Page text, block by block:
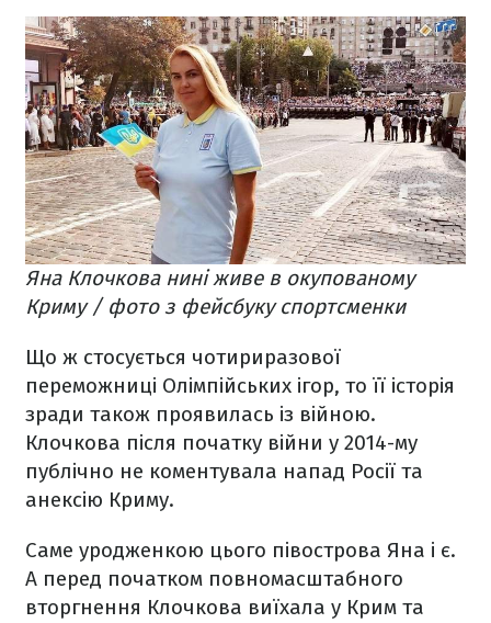
Яна Клочкова нині живе в окупованому
Криму / фото з фейсбуку спортсменки
Що ж стосується чотириразової
переможниці Олімпійських ігор, то її історія
зради також проявилась із війною.
Клочкова після початку війни у 2014-му
публічно не коментувала напад Росії та
анексію Криму.
Саме уродженкою цього півострова Яна і є.
А перед початком повномасштабного
вторгнення Клочкова виїхала у Крим та